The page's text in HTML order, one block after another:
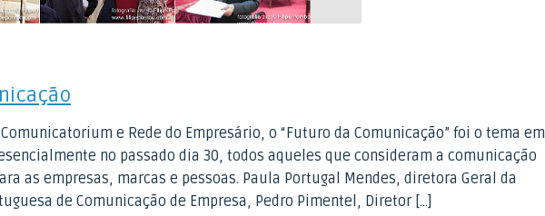
e Rede do Empresário, o “Futuro da Comunicação” foi o tema em
no passado dia 30, todos aqueles que consideram a comunicação
as empresas, marcas e pessoas. Paula Portugal Mendes, diretora Geral da
de Comunicação de Empresa, Pedro Pimentel, Diretor […]